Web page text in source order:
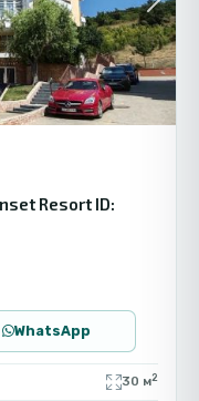
Next
Resort ID:
WhatsApp
30 м2